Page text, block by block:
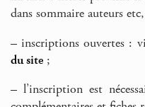
dans sommaire auteurs
– inscriptions ouvertes :
du site ;
– l’inscription est